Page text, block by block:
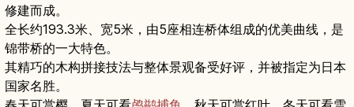
修建而成。
全长约193.3米、宽5米，由5座相连桥体组成的优美曲线，是
锦带桥的一大特色。
其精巧的木构拼接技法与整体景观备受好评，并被指定为日本
国家名胜。